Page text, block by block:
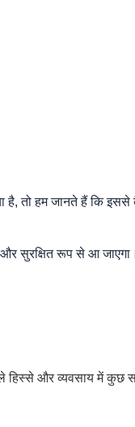
तो हम जानते हैं कि इससे
सुरक्षित रूप से आ जाएगा।
और व्यवसाय में कुछ